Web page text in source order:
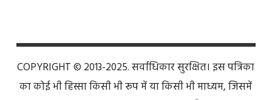
COPYRIGHT © 2013-2025. सर्वाधिकार सुरक्षित। इस पत्रिका
का कोई भी हिस्सा किसी भी रूप में या किसी भी माध्यम, जिसमें